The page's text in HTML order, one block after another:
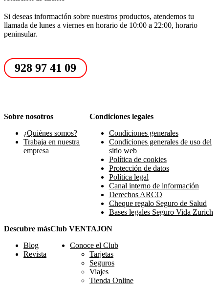
Si deseas información sobre nuestros productos, atendemos tu
llamada de lunes a viernes en horario de 10:00 a 22:00, horario
peninsular.
928 97 41 09
Sobre nosotros
¿Quiénes somos?
Trabaja en nuestra
empresa
Condiciones legales
Condiciones generales
Condiciones generales de uso del
sitio web
Política de cookies
Protección de datos
Política legal
Canal interno de información
Derechos ARCO
Cheque regalo Seguro de Salud
Bases legales Seguro Vida Zurich
Descubre más
Blog
Revista
Club VENTAJON
Conoce el Club
Tarjetas
Seguros
Viajes
Tienda Online